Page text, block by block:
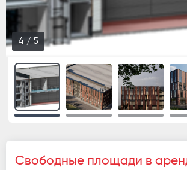
4 / 5
Свободные площади в